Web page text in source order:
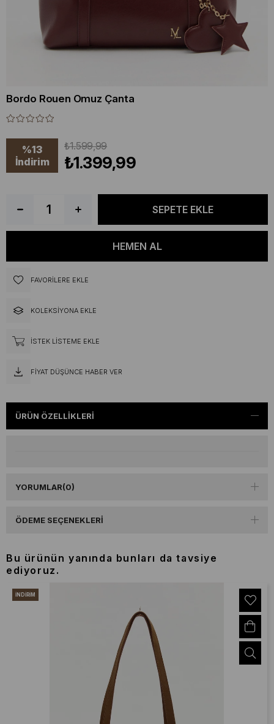
Bordo Rouen Omuz Çanta
%13
İndirim
₺1.599,99
₺1.399,99
FAVORILERE EKLE
KOLEKSIYONA EKLE
İSTEK LISTEME EKLE
FIYAT DÜŞÜNCE HABER VER
ÜRÜN ÖZELLIKLERI
YORUMLAR(0)
ÖDEME SEÇENEKLERI
Bu ürünün yanında bunları da tavsiye
ediyoruz.
İNDIRIM